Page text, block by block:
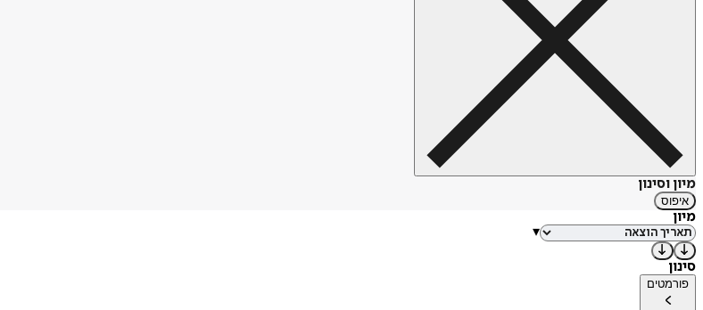
מיון וסינון
איפוס
מיון
▾
סינון
פורמטים